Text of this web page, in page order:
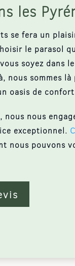
les
se fera un
le parasol
soyez dans
nous sommes
oasis de
nous nous
exceptionnel.
nous pouvons